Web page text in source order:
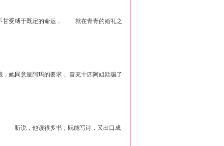
受缚于既定的命运， 就在青青的婚礼之
她同意皇阿玛的要求， 冒充十四阿姐欺骗了
听说，他读很多书，既能写诗，又出口成